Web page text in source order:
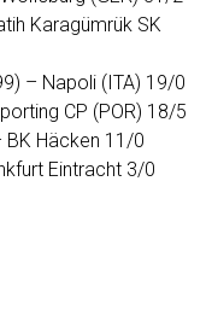
Karagümrük SK
– Napoli (ITA) 19/0
CP (POR) 18/5
Häcken 11/0
Eintracht 3/0